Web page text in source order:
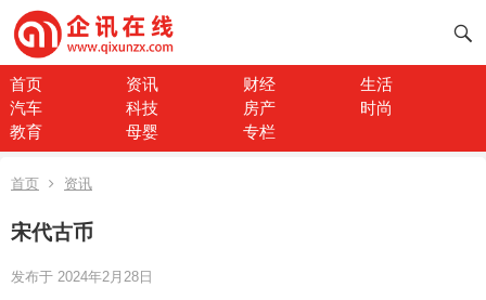
首页 资讯 财经
生活
汽车
科技 房产
时尚
教育
母婴 专栏
首页 资讯
宋代古币
发布于 2024年2月28日